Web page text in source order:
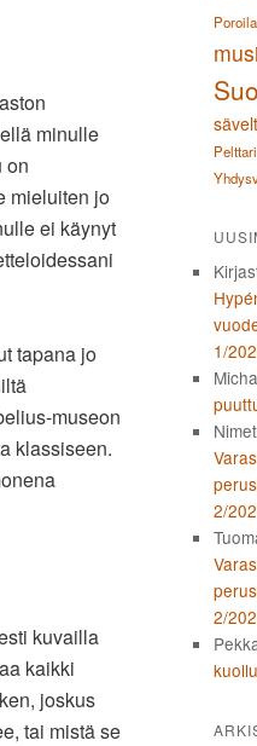
minulle
on
mieluiten jo
ei käynyt
tapana jo
museon
klassiseen.
kuvailla
kaikki
joskus
tai mistä se
Pelttari
1/
2/
2/